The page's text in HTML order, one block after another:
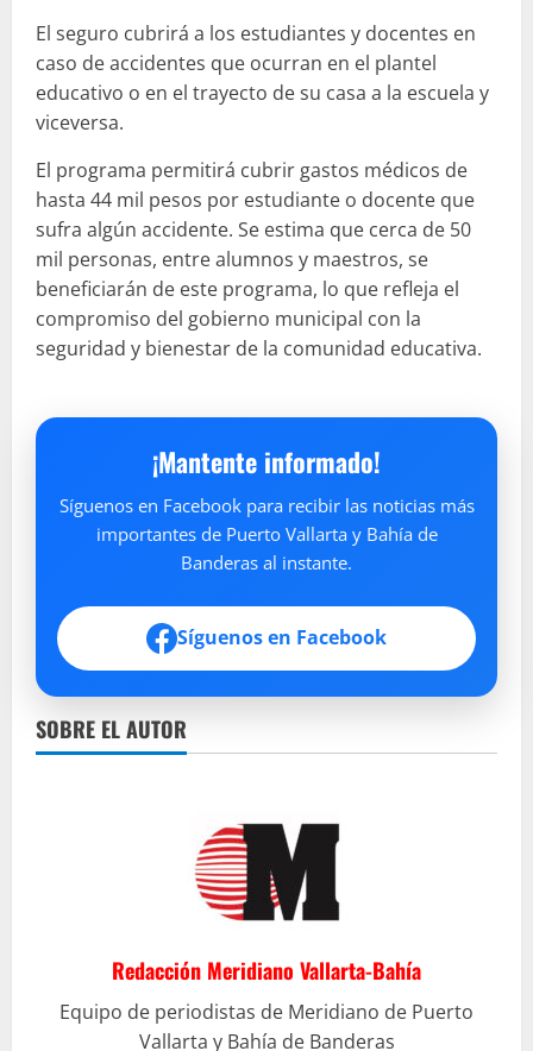
El seguro cubrirá a los estudiantes y docentes en
caso de accidentes que ocurran en el plantel
educativo o en el trayecto de su casa a la escuela y
viceversa.
El programa permitirá cubrir gastos médicos de
hasta 44 mil pesos por estudiante o docente que
sufra algún accidente. Se estima que cerca de 50
mil personas, entre alumnos y maestros, se
beneficiarán de este programa, lo que refleja el
compromiso del gobierno municipal con la
seguridad y bienestar de la comunidad educativa.
¡Mantente informado!
Síguenos en Facebook para recibir las noticias más
importantes de Puerto Vallarta y Bahía de
Banderas al instante.
Síguenos en Facebook
SOBRE EL AUTOR
Redacción Meridiano Vallarta-Bahía
Equipo de periodistas de Meridiano de Puerto
Vallarta y Bahía de Banderas